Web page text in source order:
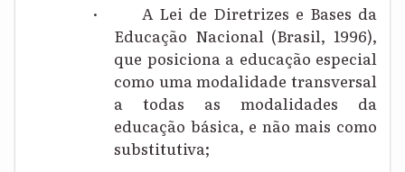
·
A Lei de Diretrizes e Bases da
Educação Nacional (Brasil, 1996),
que posiciona a educação especial
como uma modalidade transversal
a todas as modalidades da
educação básica, e não mais como
substitutiva;